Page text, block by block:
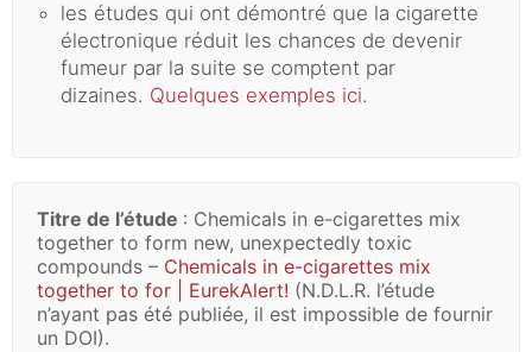
les études qui ont démontré que la cigarette
électronique réduit les chances de devenir
fumeur par la suite se comptent par
dizaines. Quelques exemples ici.
Titre de l’étude : Chemicals in e-cigarettes mix
together to form new, unexpectedly toxic
compounds – Chemicals in e-cigarettes mix
together to for | EurekAlert! (N.D.L.R. l’étude
n’ayant pas été publiée, il est impossible de fournir
un DOI).